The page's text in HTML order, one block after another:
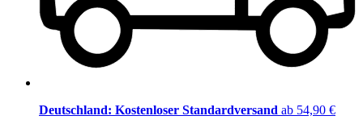
Deutschland: Kostenloser Standardversand ab 54,90 €